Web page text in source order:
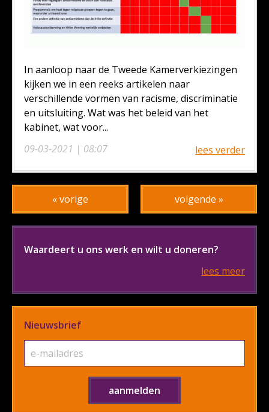
09-03-2021 | 08:07
In aanloop naar de Tweede Kamerverkiezingen
kijken we in een reeks artikelen naar
verschillende vormen van racisme, discriminatie
en uitsluiting. Wat was het beleid van het
kabinet, wat voor...
lees verder
« vorige volgende »
Waardeert u ons werk en wilt u doneren?
lees meer
Nieuwsbrief